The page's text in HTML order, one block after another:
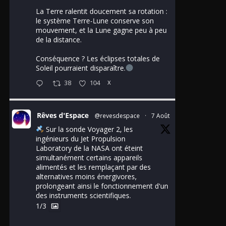
La Terre ralentit doucement sa rotation :
le système Terre-Lune conserve son
mouvement, et la Lune gagne peu à peu
de la distance.
Conséquence ? Les éclipses totales de
Soleil pourraient disparaître.
38 104 X
Rêves d'Espace @revesdespace · 7 Août
Sur la sonde Voyager 2, les
ingénieurs du Jet Propulsion
Laboratory de la NASA ont éteint
simultanément certains appareils
alimentés et les remplaçant par des
alternatives moins énergivores,
prolongeant ainsi le fonctionnement d'un
des instruments scientifiques.
1/3